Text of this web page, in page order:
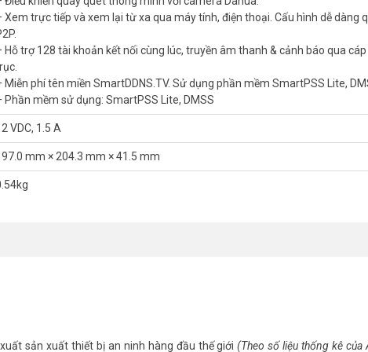
tục.
nhu cầu. Xem thêm cácđầu ghi Dahuađể so sánh.
I/T cho camera 6MP
sách hạn chế. Thương hiệu Dahua đảm bảo độ tin cậy và bền bỉ. Hỗ
, bạn nhận được tư vấn tận tình và bảo hành chính hãng.
thoại 2 chiều DAHUA DH-XVR1B08-I/T
và IP.
dung lượng lưu trữ.
ra.
hình HDMI/VGA cùng lúc.
camera 6MP với chuẩn tương tích Onvif 16.12
100Mbps.
hình dễ dàng qua P2P.
báo qua cáp đồng trục.
Xem trực tiếp và xem lại từ xa qua máy tính, điện thoại. Cấu hình dễ dàng
Hỗ trợ 128 tài khoản kết nối cùng lúc, truyền âm thanh & cảnh báo qua
Miễn phí tên miền SmartDDNS.TV. Sử dụng phần mềm SmartPSS Lite,
Phần mềm sử dụng: SmartPSS Lite, DMSS
VDC, 1.5 A
mm × 204.3 mm × 41.5 mm
sản xuất thiết bị an ninh hàng đầu thế giới(Theo số liệu thống kê của